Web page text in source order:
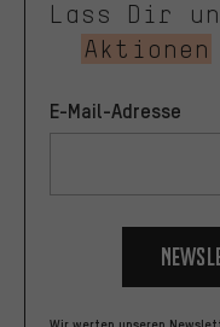
Lass Dir
Aktionen
E-Mail-Adresse